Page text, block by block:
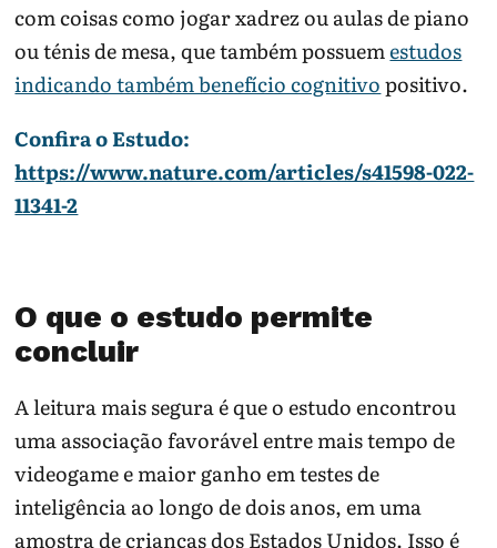
com coisas como jogar xadrez ou aulas de piano
ou ténis de mesa, que também possuemestudos
indicando também benefício cognitivopositivo.
Confira o Estudo:
https://www.nature.com/articles/s41598-022-
11341-2
O que o estudo permite
concluir
A leitura mais segura é que o estudo encontrou
uma associação favorável entre mais tempo de
videogame e maior ganho em testes de
inteligência ao longo de dois anos, em uma
amostra de crianças dos Estados Unidos. Isso é